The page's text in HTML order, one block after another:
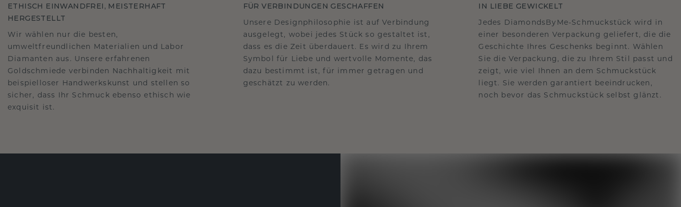
ETHISCH EINWANDFREI, MEISTERHAFT
HERGESTELLT
Wir wählen nur die besten,
umweltfreundlichen Materialien und Labor
Diamanten aus. Unsere erfahrenen
Goldschmiede verbinden Nachhaltigkeit mit
beispielloser Handwerkskunst und stellen so
sicher, dass Ihr Schmuck ebenso ethisch wie
exquisit ist.
FÜR VERBINDUNGEN GESCHAFFEN
Unsere Designphilosophie ist auf Verbindung
ausgelegt, wobei jedes Stück so gestaltet ist,
dass es die Zeit überdauert. Es wird zu Ihrem
Symbol für Liebe und wertvolle Momente, das
dazu bestimmt ist, für immer getragen und
geschätzt zu werden.
IN LIEBE GEWICKELT
Jedes DiamondsByMe-Schmuckstück wird in
einer besonderen Verpackung geliefert, die die
Geschichte Ihres Geschenks beginnt. Wählen
Sie die Verpackung, die zu Ihrem Stil passt und
zeigt, wie viel Ihnen an dem Schmuckstück
liegt. Sie werden garantiert beeindrucken,
noch bevor das Schmuckstück selbst glänzt.